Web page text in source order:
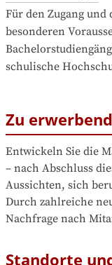
Für den Zugang und
besonderen
schulische
Zu
Entwickeln Sie die
– nach Abschluss
Aussichten, sich
Durch zahlreiche
Nachfrage nach
Standorte